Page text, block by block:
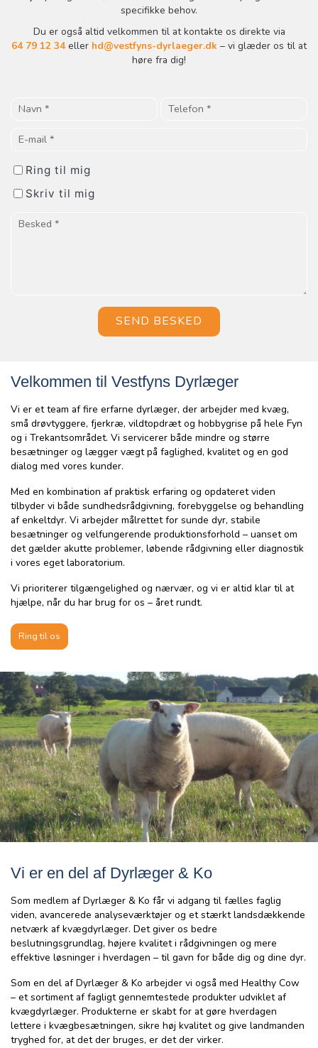
specifikke behov.
Du er også altid velkommen til at kontakte os direkte via
64 79 12 34eller hd@vestfyns-dyrlaeger.dk – vi glæder os til at
høre fra dig!
Ring til mig
Skriv til mig
Velkommen til Vestfyns Dyrlæger
Vi er et team af fire erfarne dyrlæger, der arbejder med kvæg,
små drøvtyggere, fjerkræ, vildtopdræt og hobbygrise på hele Fyn
og i Trekantsområdet. Vi servicerer både mindre og større
besætninger og lægger vægt på faglighed, kvalitet og en god
dialog med vores kunder.
Med en kombination af praktisk erfaring og opdateret viden
tilbyder vi både sundhedsrådgivning, forebyggelse og behandling
af enkeltdyr. Vi arbejder målrettet for sunde dyr, stabile
besætninger og velfungerende produktionsforhold – uanset om
det gælder akutte problemer, løbende rådgivning eller diagnostik
i vores eget laboratorium.
Vi prioriterer tilgængelighed og nærvær, og vi er altid klar til at
hjælpe, når du har brug for os – året rundt.
Ring til os
Vi er en del af Dyrlæger & Ko
Som medlem af Dyrlæger & Ko får vi adgang til fælles faglig
viden, avancerede analyseværktøjer og et stærkt landsdækkende
netværk af kvægdyrlæger. Det giver os bedre
beslutningsgrundlag, højere kvalitet i rådgivningen og mere
effektive løsninger i hverdagen – til gavn for både dig og dine dyr.
Som en del af Dyrlæger & Ko arbejder vi også med Healthy Cow
– et sortiment af fagligt gennemtestede produkter udviklet af
kvægdyrlæger. Produkterne er skabt for at gøre hverdagen
lettere i kvægbesætningen, sikre høj kvalitet og give landmanden
tryghed for, at det der bruges, er det der virker.